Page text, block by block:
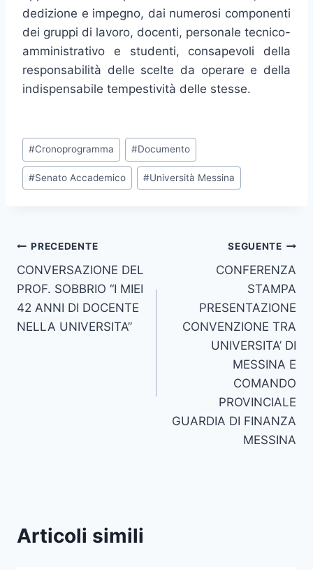
dedizione e impegno, dai numerosi componenti
dei gruppi di lavoro, docenti, personale tecnico-
amministrativo e studenti, consapevoli della
responsabilità delle scelte da operare e della
indispensabile tempestività delle stesse.
Tag
articolo:
#Cronoprogramma #Documento
#Senato Accademico #Università Messina
Navigazione
articoli
PRECEDENTE
CONVERSAZIONE DEL
PROF. SOBBRIO “I MIEI
42 ANNI DI DOCENTE
NELLA UNIVERSITA”
SEGUENTE
CONFERENZA
STAMPA
PRESENTAZIONE
CONVENZIONE TRA
UNIVERSITA’ DI
MESSINA E
COMANDO
PROVINCIALE
GUARDIA DI FINANZA
MESSINA
Articoli simili